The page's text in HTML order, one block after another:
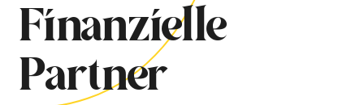
Finanzielle
Partner